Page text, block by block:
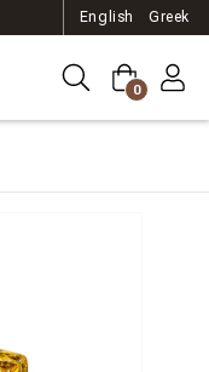
English Greek
0